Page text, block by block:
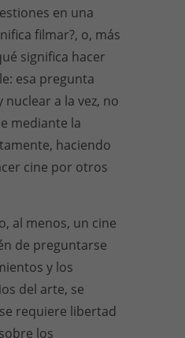
en una
filmar?, o, más
significa hacer
esa pregunta
nuclear a la vez, no
mediante la
haciendo
cine por otros
al menos, un cine
de preguntarse
y los
del arte, se
requiere libertad
los